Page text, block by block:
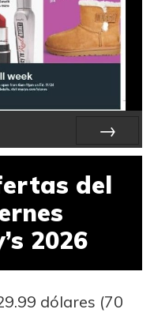
Siguiente
del
2026
dólares (70